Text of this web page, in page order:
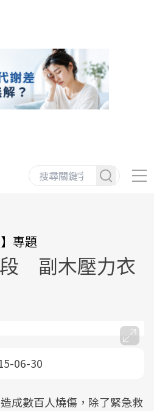
專題
副木壓力衣
06-30
成數百人燒傷，除了緊急救